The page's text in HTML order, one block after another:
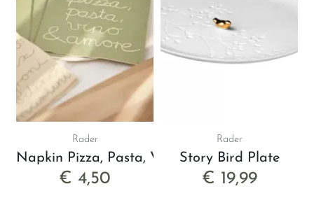
Rader
Napkin Pizza, Pasta, Vino & Amore
€ 4,50
Rader
Story Bird Plate
€ 19,99